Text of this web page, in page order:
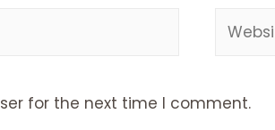
for the next time I comment.